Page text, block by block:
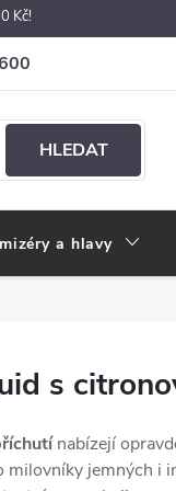
Kč!
HLEDAT
a hlavy
s
nabízejí
jemných i